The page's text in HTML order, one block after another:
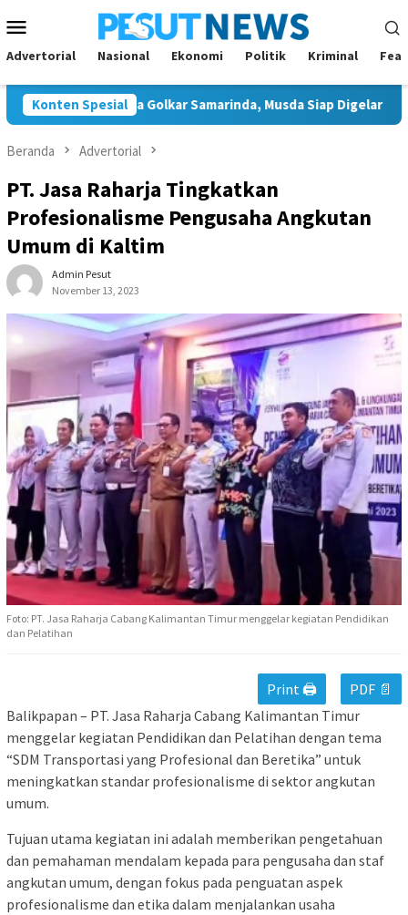
ke
kontenMobile
Advertorial Nasional Ekonomi Politik Kriminal
Konten Spesial
Ketua Golkar Samarinda, Musda Siap Digelar 8 Agustus
Beranda Advertorial
PT. Jasa Raharja Tingkatkan
Profesionalisme Pengusaha Angkutan
Umum di Kaltim
Admin Pesut
November 13, 2023
Foto: PT. Jasa Raharja Cabang Kalimantan Timur menggelar kegiatan Pendidikan
dan Pelatihan
Print 🖨
PDF 📄
Balikpapan – PT. Jasa Raharja Cabang Kalimantan Timur
menggelar kegiatan Pendidikan dan Pelatihan dengan tema
“SDM Transportasi yang Profesional dan Beretika” untuk
meningkatkan standar profesionalisme di sektor angkutan
umum.
Tujuan utama kegiatan ini adalah memberikan pengetahuan
dan pemahaman mendalam kepada para pengusaha dan staf
angkutan umum, dengan fokus pada penguatan aspek
profesionalisme dan etika dalam menjalankan usaha